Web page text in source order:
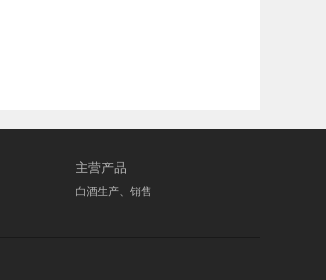
主营产品
白酒生产、销售